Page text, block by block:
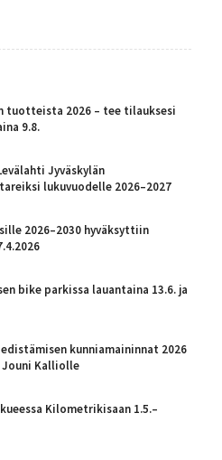
tuotteista 2026 – tee tilauksesi
9.8.
Jyväskylän
lukuvuodelle 2026–2027
2026–2030 hyväksyttiin
bike parkissa lauantaina 13.6. ja
kunniamaininnat 2026
Jouni Kalliolle
Kilometrikisaan 1.5.–